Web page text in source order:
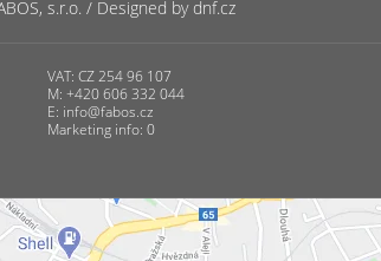
s.r.o. / Designed by dnf.cz
VAT: CZ 254 96 107
M: +420 606 332 044
E: info@fabos.cz
Marketing info: 0